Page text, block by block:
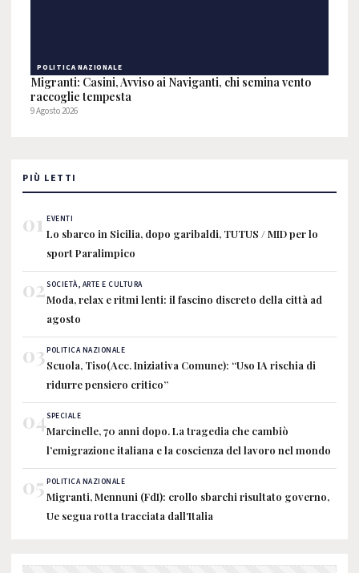
POLITICA NAZIONALE
Migranti: Casini, Avviso ai Naviganti, chi semina vento
raccoglie tempesta
9 Agosto 2026
PIÙ LETTI
01 EVENTI
Lo sbarco in Sicilia, dopo garibaldi, TUTUS / MID per lo
sport Paralimpico
02SOCIETÀ, ARTE E CULTURA
Moda, relax e ritmi lenti: il fascino discreto della città ad
agosto
03POLITICA NAZIONALE
Scuola, Tiso(Acc. Iniziativa Comune): “Uso IA rischia di
ridurre pensiero critico”
04SPECIALE
Marcinelle, 70 anni dopo. La tragedia che cambiò
l’emigrazione italiana e la coscienza del lavoro nel mondo
05 POLITICA NAZIONALE
Migranti, Mennuni (FdI): crollo sbarchi risultato governo,
Ue segua rotta tracciata dall'Italia